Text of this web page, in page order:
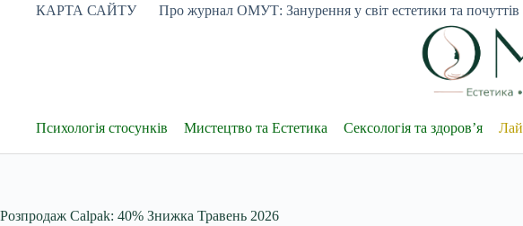
ПерейтиКАРТА САЙТУ Про журнал ОМУТ: Занурення у світ естетики та почуттів
Психологія стосунків Мистецтво та Естетика Сексологія та здоров’я
Розпродаж Calpak: 40% Знижка Травень 2026